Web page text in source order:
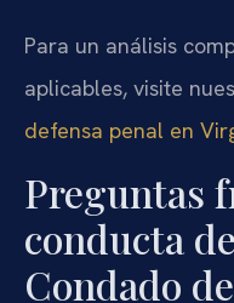
Para un análisis
aplicables, visite
defensa penal en
Preguntas
conducta
Condado